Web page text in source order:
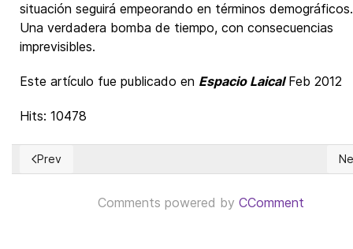
situación seguirá empeorando en términos
Una verdadera bomba de tiempo, con consecuencias
imprevisibles.
Este artículo fue publicado en Espacio LaicalFeb 2012
Hits: 10478
Previous article: El salario en Cuba en 2011
Prev
Comments powered by CComment